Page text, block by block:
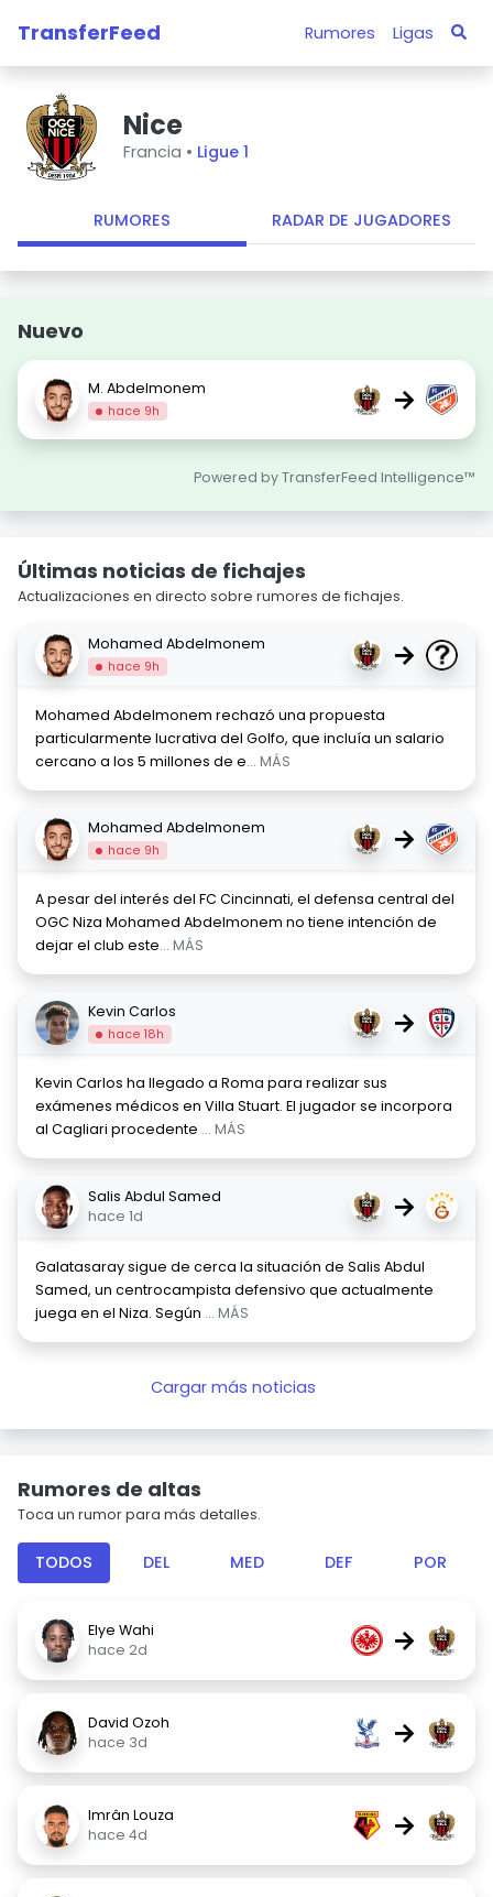
TransferFeed Rumores Ligas
Nice
Francia • Ligue 1
RUMORES RADAR DE JUGADORES
Nuevo
M. Abdelmonem
hace 9h →
Powered by TransferFeed Intelligence™
Últimas noticias de fichajes
Actualizaciones en directo sobre rumores de fichajes.
Mohamed Abdelmonem
hace 9h →
Mohamed Abdelmonem rechazó una propuesta
particularmente lucrativa del Golfo, que incluía un salario
cercano a los 5 millones de e... MÁS
Mohamed Abdelmonem
hace 9h →
A pesar del interés del FC Cincinnati, el defensa central del
OGC Niza Mohamed Abdelmonem no tiene intención de
dejar el club este... MÁS
Kevin Carlos
hace 18h →
Kevin Carlos ha llegado a Roma para realizar sus
exámenes médicos en Villa Stuart. El jugador se incorpora
al Cagliari procedente ... MÁS
Salis Abdul Samed
hace 1d
→
Galatasaray sigue de cerca la situación de Salis Abdul
Samed, un centrocampista defensivo que actualmente
juega en el Niza. Según ... MÁS
Cargar más noticias
Rumores de altas
Toca un rumor para más detalles.
TODOS DEL MED DEF POR
Elye Wahi
hace 2d
→
David Ozoh
hace 3d
→
Imrân Louza
hace 4d
→